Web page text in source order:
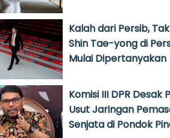
Kalah dari Persib,
Shin Tae-yong di
Mulai Dipertanyakan
Komisi III DPR Desak
Usut Jaringan
Senjata di Pondok